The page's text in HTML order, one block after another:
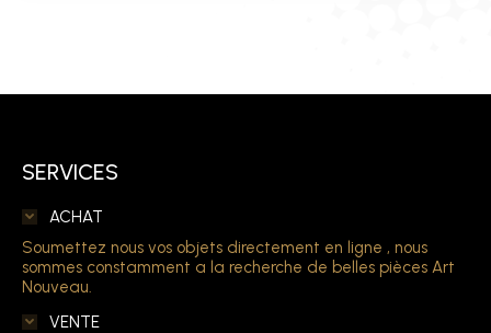
SERVICES
ACHAT
Soumettez nous vos objets directement en ligne , nous
sommes constamment a la recherche de belles pièces Art
Nouveau.
VENTE